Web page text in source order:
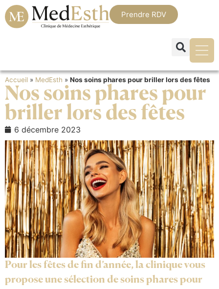
Prendre RDV
Accueil » MedEsth » Nos soins phares pour briller lors des fêtes
Nos soins phares pour
briller lors des fêtes
6 décembre 2023
Pour les fêtes de fin d’année, la clinique vous
propose une sélection de soins phares pour